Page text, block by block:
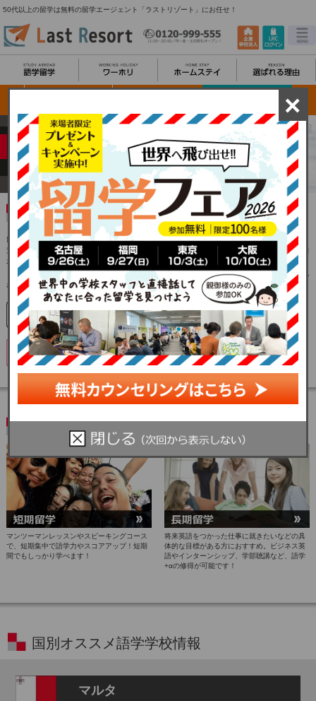
50代以上の留学は無料の留学エージェント「ラストリゾート」にお任せ！
×
50代以上の留学
語学や趣味、異文化交流、観光など海外生活をとことん満喫！
時間ができた今だからこそ、満足いくまでやりたいこと
を。
旅行だけでは体験できないことに挑戦！
留学は「学生」だけのものではありません。単に海外旅行や観光ではなく、＋αを加えたひと味
違う時間を過ごされたい方が年々増えています。海外での文化体験や異文化交流はもちろん、日
本で楽しんでいる趣味やお稽古事を海外でも体験してみましょう。「昔から海外に憧れていた」
「海外での生活を満喫したい」「海外で資格を取得したい」など、今こそ留学に行ってみません
か？
50代以上の留学におすすめな留学スタイル
マンツーマンレッスンやスピーキングコース
で、短期集中で語学力やスコアアップ！短期
間でもしっかり学べます！
将来英語をつかった仕事に就きたいなどの具
体的な目標がある方におすすめ。ビジネス英
語やインターンシップ、学部聴講など、語学
+αの修得が可能です！
国別オススメ語学学校情報
マルタ